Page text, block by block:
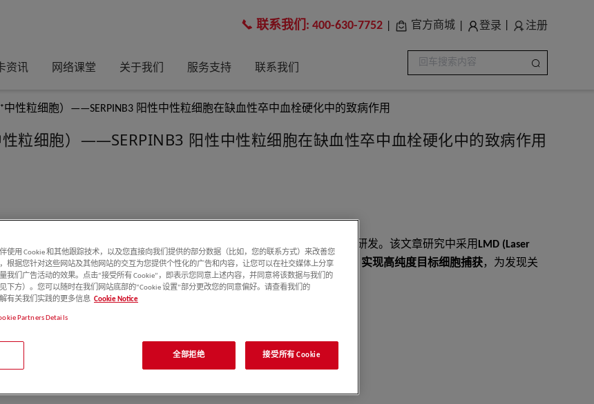
联系我们: 400-630-7752 官方商城 登录 注册
资讯 网络课堂 关于我们 服务支持 联系我们
性粒细胞）——SERPINB3 阳性中性粒细胞在缺血性卒中血栓硬化中的致病作用
粒细胞） ——SERPINB3 阳性中性粒细胞在缺血性卒中血栓硬化中的致病作用
制 ，为卒中精准治疗开辟新方向，有望推动新一代抗血栓、溶栓药物的研发。该文章研究中采用 LMD (Laser
栓中的中性粒细胞，开展空间蛋白质组学分析， 保留细胞原位空间信息、实现高纯度目标细胞捕获，为发现关
，精准预测卒中患者溶栓效果与长期预后American Society of Hematology。
使用 Cookie 和其他跟踪技术，以及您直接向我们提供的部分数据（比如，您的联系方式）来改善您
根据您针对这些网站及其他网站的交互为您提供个性化的广告和内容，让您可以在社交媒体上分享
我们广告活动的效果。点击“接受所有 Cookie”，即表示您同意上述内容，并同意将该数据与我们的
下方）。您可以随时在我们网站底部的“Cookie 设置”部分更改您的同意偏好。请查看我们的
解有关我们实践的更多信息 Cookie Notice
Partners Details
全部拒绝 接受所有 Cookie